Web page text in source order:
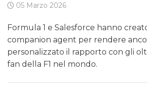
05 Marzo 2026
Formula 1 e Salesforce hanno
companion agent per rendere
personalizzato il rapporto con gli
fan della F1 nel mondo.